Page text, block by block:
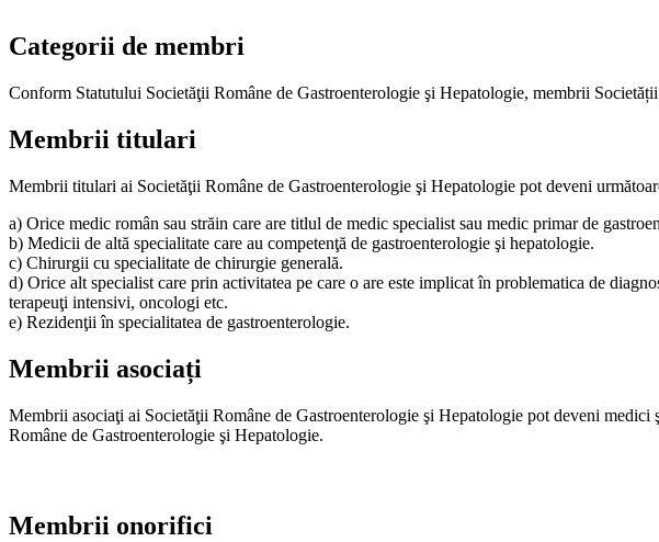
Categorii de membri
Conform Statutului Societăţii Române de Gastroenterologie şi Hepatologie, membrii
Membrii titulari
Membrii titulari ai Societăţii Române de Gastroenterologie şi Hepatologie pot deveni
a) Orice medic român sau străin care are titlul de medic specialist sau medic primar de
b) Medicii de altă specialitate care au competenţă de gastroenterologie şi hepatologie.
c) Chirurgii cu specialitate de chirurgie generală.
d) Orice alt specialist care prin activitatea pe care o are este implicat în problematica de
terapeuţi intensivi, oncologi etc.
e) Rezidenţii în specialitatea de gastroenterologie.
Membrii asociați
Membrii asociaţi ai Societăţii Române de Gastroenterologie şi Hepatologie pot deveni
Române de Gastroenterologie şi Hepatologie.
Membrii onorifici